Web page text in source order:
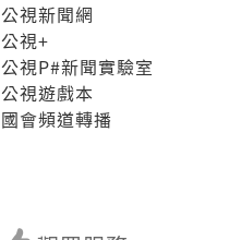
公視新聞網
公視+
公視P#新聞實驗室
公視遊戲本
國會頻道轉播